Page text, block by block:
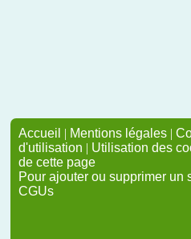
Accueil | Mentions légales |
d'utilisation | Utilisation des
de cette page
Pour ajouter ou supprimer un
CGUs